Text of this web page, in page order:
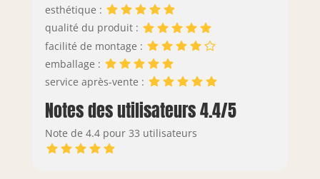
esthétique :
qualité du produit :
facilité de montage :
emballage :
service après-vente :
Notes des utilisateurs 4.4/5
Note de 4.4 pour 33 utilisateurs